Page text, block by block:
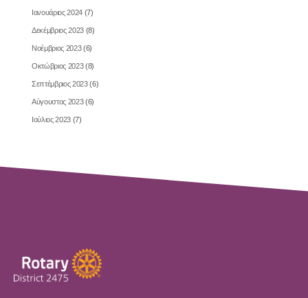
Ιανουάριος 2024 (7)
Δεκέμβριος 2023 (8)
Νοέμβριος 2023(6)
Οκτώβριος 2023(8)
Σεπτέμβριος 2023(6)
Αύγουστος 2023(6)
Ιούλιος 2023 (7)